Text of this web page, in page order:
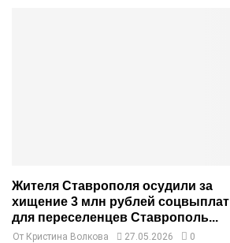
Жителя Ставрополя осудили за
хищение 3 млн рублей соцвыплат
для переселенцев Ставрополь...
От Кристина Волкова 27.05.2026 0